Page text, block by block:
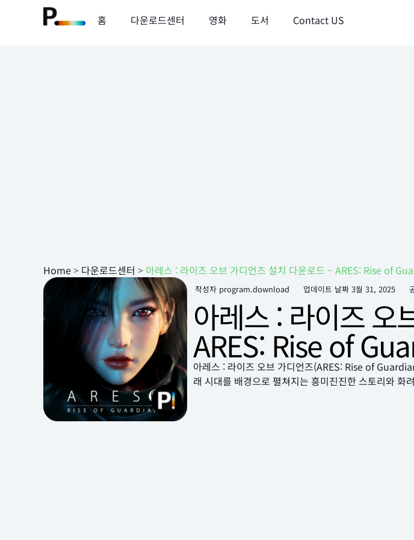
홈 다운로드센터 영화 도서 Contact US
Home> 다운로드센터 > 아레스 : 라이즈 오브 가디언즈 설치 다운로드 – ARES: Rise of
작성자 program.download 업데이트 날짜 3월 31, 2025
아레스 : 라이즈 오
ARES: Rise of
아레스 : 라이즈 오브 가디언즈(ARES: Rise of
래 시대를 배경으로 펼쳐지는 흥미진진한 스토리와